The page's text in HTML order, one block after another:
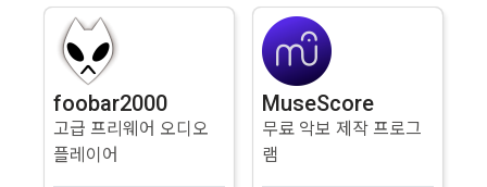
foobar2000
고급 프리웨어 오디오
플레이어
MuseScore
무료 악보 제작 프로그
램